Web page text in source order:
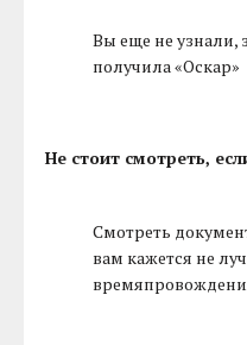
Вы еще не узнали,
получила «Оскар»
Не стоит смотреть,
Смотреть
вам кажется не